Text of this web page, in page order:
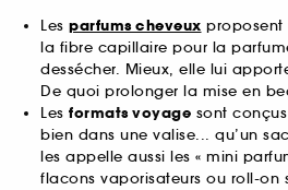
Les parfums cheveux
la fibre capillaire pour la
dessécher. Mieux, elle lui
De quoi prolonger la mise en
Les formats voyage sont
bien dans une valise... qu’un
les appelle aussi les « mini
flacons vaporisateurs ou roll-on